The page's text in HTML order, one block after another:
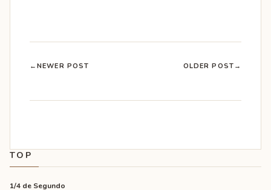
←NEWER POST OLDER POST →
TOP
1/4 de Segundo